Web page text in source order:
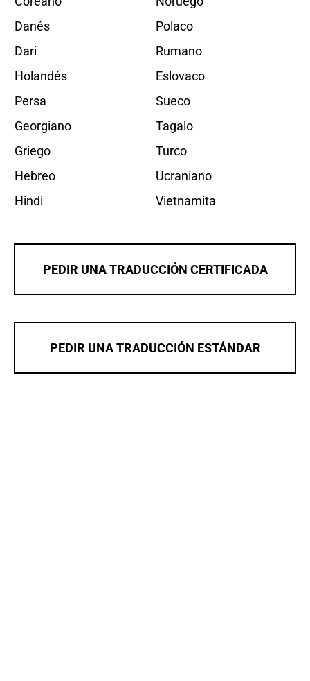
Danés
Dari
Holandés
Persa
Georgiano
Griego
Hebreo
Hindi
Polaco
Rumano
Eslovaco
Sueco
Tagalo
Turco
Ucraniano
Vietnamita
PEDIR UNA TRADUCCIÓN CERTIFICADA
PEDIR UNA TRADUCCIÓN ESTÁNDAR